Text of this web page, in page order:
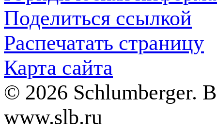
Поделиться ссылкой
Распечатать страницу
Карта сайта
© 2026 Schlumberger.
www.slb.ru